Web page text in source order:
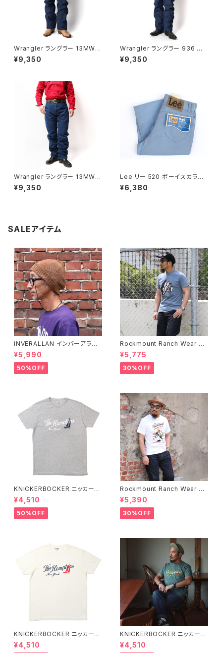
Wrangler ラングラー 13MWZ
R カウボーイジーンズ ノンウォ
ッシュ
¥9,350
Wrangler ラングラー 936 スリ
ムフィットジーンズ USコットン 1
4.75oz リジッドデニム
¥9,350
Wrangler ラングラー 13MWZ
PW カウボーイジーンズ プレウ
ォッシュド インディゴ
¥9,350
Lee リー 520 ボーイスカラー
ジーンズ ストレートレッグ W25
L29 1980's DEAD STOCK
¥6,380
SALEアイテム
INVERALLAN インバーアラン 1
00%ピュアウール ニットキャッ
プ 全8色
¥5,990
50%OFF
Rockmount Ranch Wear ロ
ックマウント ランチウェア Chie
f Western T-Shirt 半袖Tシャ
ツ 全2色
¥5,775
30%OFF
KNICKERBOCKER ニッカーボ
ッカー HEATHER GREY ハン
プトン Tシャツ
¥4,510
50%OFF
Rockmount Ranch Wear ロ
ックマウント ランチウェア Rock
mount Bronc Western T-Sh
irt 半袖Tシャツ 全3色
¥5,390
30%OFF
KNICKERBOCKER ニッカーボ
ッカー MILK ハンプトン Tシャ
ツ
¥4,510
KNICKERBOCKER ニッカーボ
ッカー GREEN ハンプトン Tシ
ャツ
¥4,510